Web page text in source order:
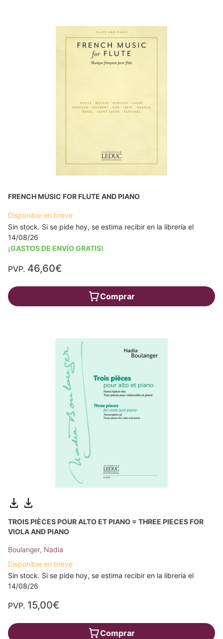
FRENCH MUSIC FOR FLUTE AND PIANO
Disponible en breve
Sin stock. Si se pide hoy, se estima recibir en la librería el
14/08/26
¡GASTOS DE ENVÍO GRATIS!
PVP. 46,60€
Comprar
TROIS PIÈCES POUR ALTO ET PIANO = THREE PIECES FOR
VIOLA AND PIANO
Boulanger, Nadia
Disponible en breve
Sin stock. Si se pide hoy, se estima recibir en la librería el
14/08/26
PVP. 15,00€
Comprar